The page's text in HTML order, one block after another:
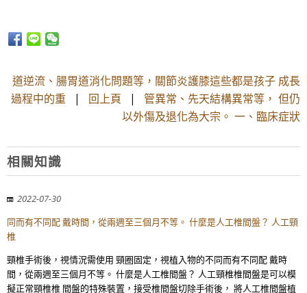
道逆流、腸胃道消化問題等，關節炎護膝這些都是孩子 成長
過程中的重 | 回上頁 | 管異常、先天結構異常等， 但仍
以外傷及退化為大宗。 一、臨床症狀
相關知識
2022-07-30
同而有不同配 戴時間，從兩週至三個月不等。 什麼是人工椎間盤？ 人工頸
椎
頸椎手術後，視情況需使用 頸圈固定，視植入物的不同而有不同配 戴時
間，從兩週至三個月不等。 什麼是人工椎間盤？ 人工頸椎椎間盤是可以模
擬正常頸椎椎 間盤的特殊裝置，接受椎間盤切除手術後， 將人工椎間盤植